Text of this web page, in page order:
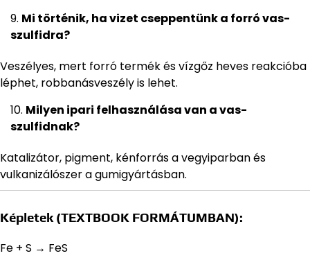
Mi történik, ha vizet cseppentünk a forró vas-
szulfidra?
Veszélyes, mert forró termék és vízgőz heves reakcióba
léphet, robbanásveszély is lehet.
Milyen ipari felhasználása van a vas-
szulfidnak?
Katalizátor, pigment, kénforrás a vegyiparban és
vulkanizálószer a gumigyártásban.
Képletek (TEXTBOOK FORMÁTUMBAN):
Fe + S → FeS